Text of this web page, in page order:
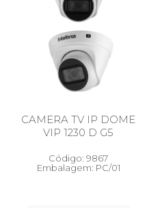
CAMERA TV IP DOME
VIP 1230 D G5
Código: 9867
Embalagem: PC/01